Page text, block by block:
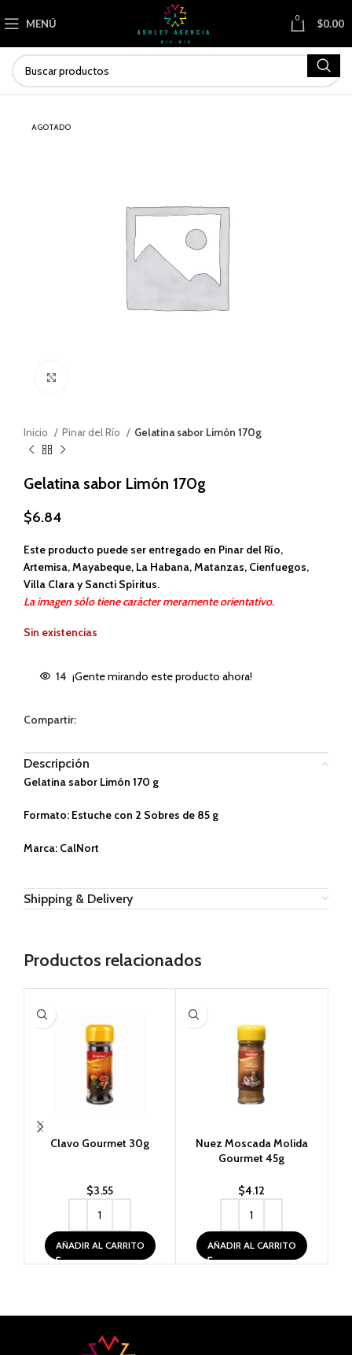
MENÚ 0 $0.00
AGOTADO
Inicio Pinar del Río Gelatina sabor Limón 170g
Gelatina sabor Limón 170g
$6.84
Este producto puede ser entregado en Pinar del Río,
Artemisa, Mayabeque, La Habana, Matanzas, Cienfuegos,
Villa Clara y Sancti Spíritus.
La imagen sólo tiene carácter meramente orientativo.
Sin existencias
14 ¡Gente mirando este producto ahora!
Compartir:
Descripción
Gelatina sabor Limón 170 g
Formato: Estuche con 2 Sobres de 85 g
Marca: CalNort
Shipping & Delivery
Productos relacionados
Clavo Gourmet 30g
$3.55
AÑADIR AL CARRITO
Nuez Moscada Molida
Gourmet 45g
$4.12
AÑADIR AL CARRITO